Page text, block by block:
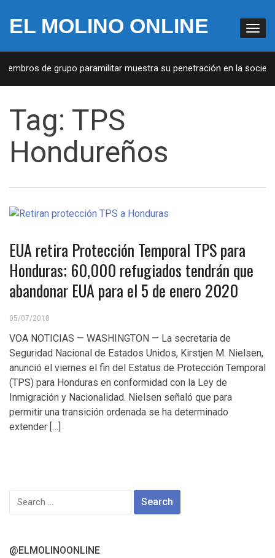
EL MOLINO ONLINE
de grupo paramilitar muestra su penetración en la sociedad
Tag: TPS
Hondureños
EUA retira Protección Temporal TPS para
Honduras; 60,000 refugiados tendrán que
abandonar EUA para el 5 de enero 2020
05/07/2018
VOA NOTICIAS — WASHINGTON — La secretaria de
Seguridad Nacional de Estados Unidos, Kirstjen M. Nielsen,
anunció el viernes el fin del Estatus de Protección Temporal
(TPS) para Honduras en conformidad con la Ley de
Inmigración y Nacionalidad. Nielsen señaló que para
permitir una transición ordenada se ha determinado
extender […]
Search
@ELMOLINOONLINE